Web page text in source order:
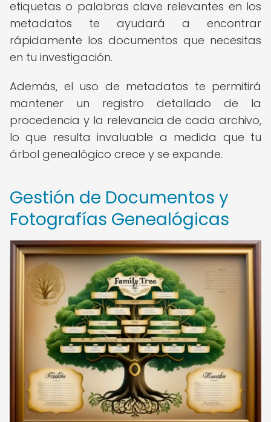
etiquetas o palabras clave relevantes en los
metadatos te ayudará a encontrar
rápidamente los documentos que necesitas
en tu investigación.
Además, el uso de metadatos te permitirá
mantener un registro detallado de la
procedencia y la relevancia de cada archivo,
lo que resulta invaluable a medida que tu
árbol genealógico crece y se expande.
Gestión de Documentos y
Fotografías Genealógicas